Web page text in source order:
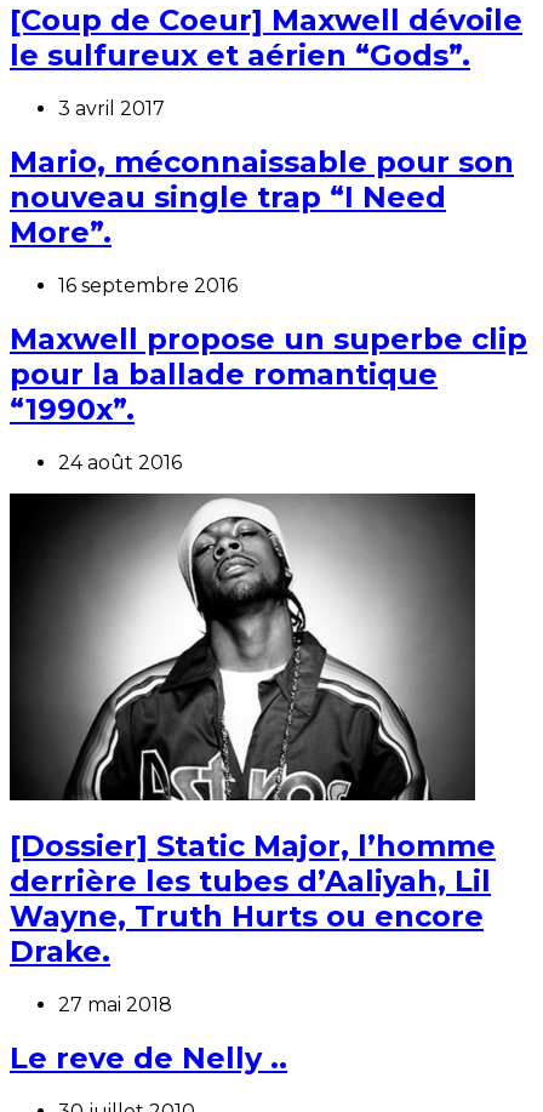
[Coup de Coeur] Maxwell dévoile
le sulfureux et aérien “Gods”.
3 avril 2017
Mario, méconnaissable pour son
nouveau single trap “I Need
More”.
16 septembre 2016
Maxwell propose un superbe clip
pour la ballade romantique
“1990x”.
24 août 2016
[Dossier] Static Major, l’homme
derrière les tubes d’Aaliyah, Lil
Wayne, Truth Hurts ou encore
Drake.
27 mai 2018
Le reve de Nelly ..